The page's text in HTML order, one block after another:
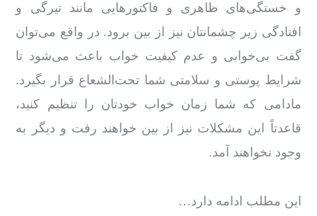
و خستگی‌های ظاهری و فاکتورهایی مانند تیرگی و
افتادگی زیر چشمانتان نیز از بین برود. در واقع می‌توان
گفت بی‌خوابی و عدم کیفیت خواب باعث می‌شود تا
شرایط پوستی و سلامتی شما تحت‌الشعاع قرار بگیرد.
مادامی که شما زمان خواب خودتان را تنظیم کنید،
قاعدتاً این مشکلات نیز از بین خواهند رفت و دیگر به
وجود نخواهند آمد.
این مطلب ادامه دارد…